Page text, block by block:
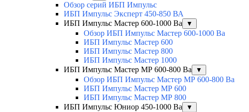
Обзор серий ИБП Импульс
ИБП Импульс Эксперт 450-850 ВА
ИБП Импульс Мастер 600-1000 Ва
▼
Обзор ИБП Импульс Мастер 600-1000 Ва
ИБП Импульс Мастер 600
ИБП Импульс Мастер 800
ИБП Импульс Мастер 1000
ИБП Импульс Мастер МР 600-800 Ва
▼
Обзор ИБП Импульс Мастер МР 600-800 Ва
ИБП Импульс Мастер МР 600
ИБП Импульс Мастер МР 800
ИБП Импульс Юниор 450-1000 Ва
▼